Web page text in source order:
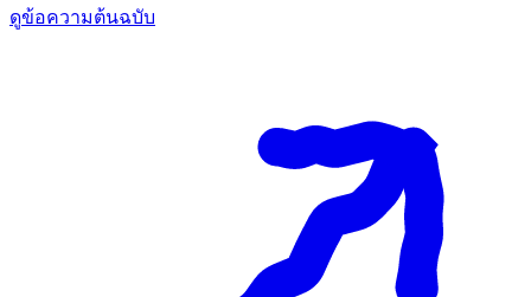
ดูข้อความต้นฉบับ